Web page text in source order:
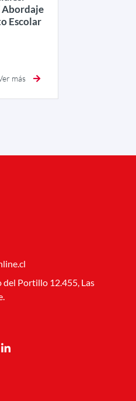
Abordaje
Escolar
más
Portillo 12.455, Las